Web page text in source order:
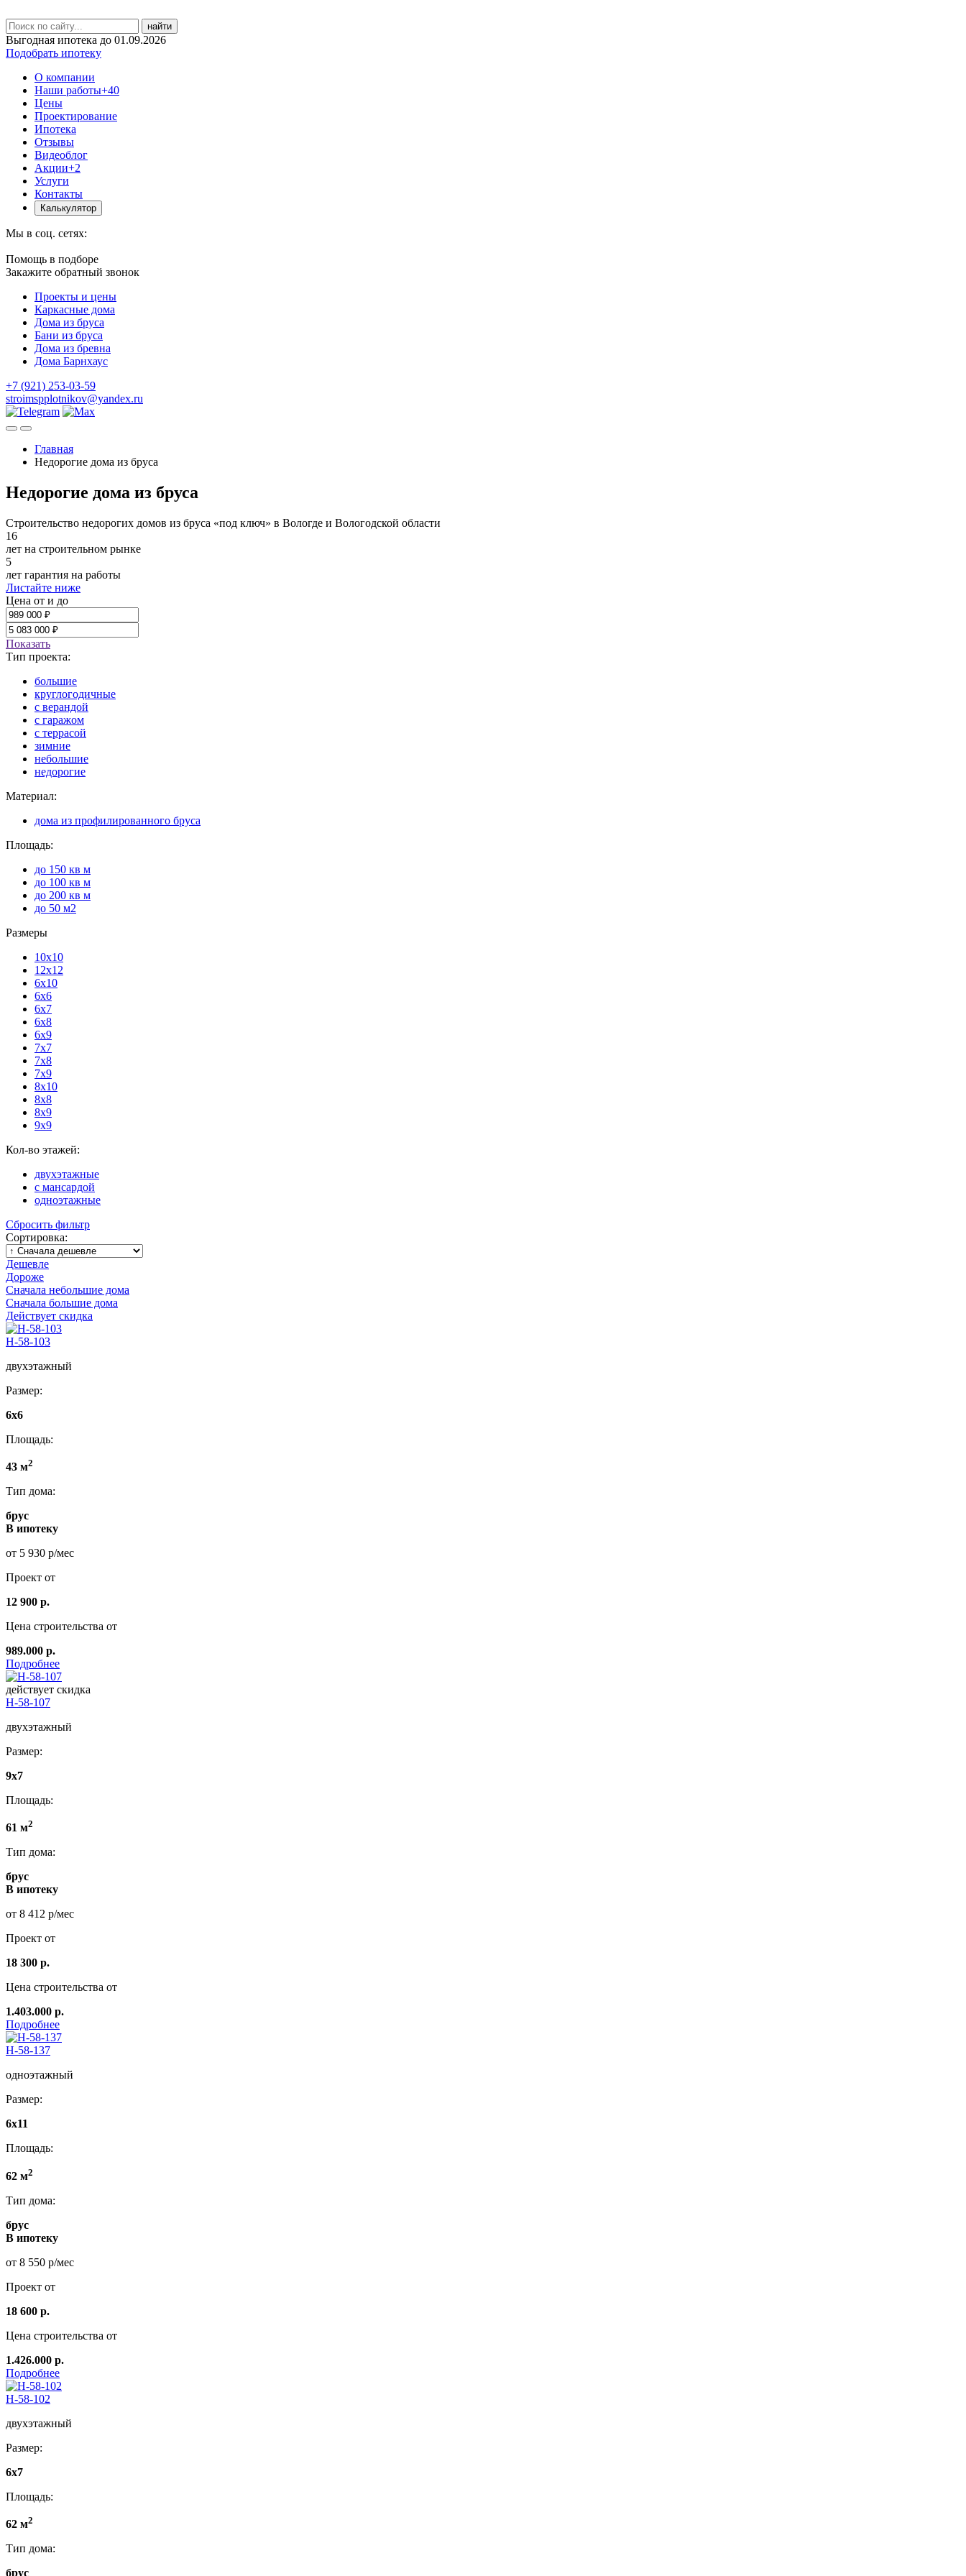
найти
Выгодная ипотека до 01.09.2026
Подобрать ипотеку
О компании
Наши работы+40
Цены
Проектирование
Ипотека
Отзывы
Видеоблог
Акции+2
Услуги
Контакты
Калькулятор
Мы в соц. сетях:
Помощь в подборе
Закажите обратный звонок
Проекты и цены
Каркасные дома
Дома из бруса
Бани из бруса
Дома из бревна
Дома Барнхаус
+7 (921) 253-03-59
stroimspplotnikov@yandex.ru
Главная
Недорогие дома из бруса
Недорогие дома из бруса
Строительство недорогих домов из бруса «под ключ» в Вологде и Вологодской области
16
лет на строительном рынке
5
лет гарантия на работы
Листайте ниже
Цена от и до
Показать
Тип проекта:
большие
круглогодичные
с верандой
с гаражом
с террасой
зимние
небольшие
недорогие
Материал:
дома из профилированного бруса
Площадь:
до 150 кв м
до 100 кв м
до 200 кв м
до 50 м2
Размеры
10x10
12x12
6x10
6x6
6x7
6x8
6x9
7x7
7x8
7x9
8x10
8x8
8x9
9x9
Кол-во этажей:
двухэтажные
с мансардой
одноэтажные
Сбросить фильтр
Сортировка:
Дешевле
Дороже
Сначала небольшие дома
Сначала большие дома
Действует скидка
Н-58-103
двухэтажный
Размер:
6x6
Площадь:
43 м2
Тип дома:
брус
В ипотеку
от 5 930 р/мес
Проект от
12 900 р.
Цена строительства от
989.000 р.
Подробнее
действует скидка
Н-58-107
двухэтажный
Размер:
9х7
Площадь:
61 м2
Тип дома:
брус
В ипотеку
от 8 412 р/мес
Проект от
18 300 р.
Цена строительства от
1.403.000 р.
Подробнее
Н-58-137
одноэтажный
Размер:
6х11
Площадь:
62 м2
Тип дома:
брус
В ипотеку
от 8 550 р/мес
Проект от
18 600 р.
Цена строительства от
1.426.000 р.
Подробнее
Н-58-102
двухэтажный
Размер:
6x7
Площадь:
62 м2
Тип дома:
брус